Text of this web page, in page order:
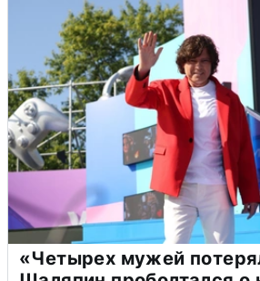
«Четырех мужей